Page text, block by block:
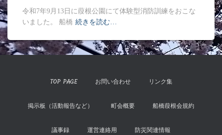
令和7年9月13日に葭根公園にて体験型消防訓練をおこな
いました。 船橋 続きを読む…
TOP PAGE お問い合わせ リンク集
掲示板（活動報告など） 町会概要 船橋葭根会規約
議事録 運営連絡用 防災関連情報